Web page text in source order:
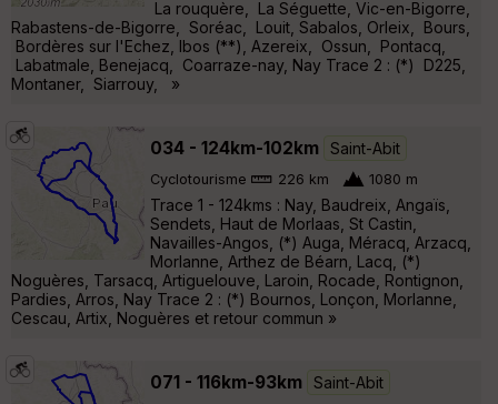
La rouquère, La Séguette, Vic-en-Bigorre,
Rabastens-de-Bigorre, Soréac, Louit, Sabalos, Orleix, Bours,
Bordères sur l'Echez, Ibos (**), Azereix, Ossun, Pontacq,
Labatmale, Benejacq, Coarraze-nay, Nay Trace 2 : (*) D225,
Montaner, Siarrouy, »
034 - 124km-102km Saint-Abit
Cyclotourisme 226 km 1080 m
Trace 1 - 124kms : Nay, Baudreix, Angaïs,
Sendets, Haut de Morlaas, St Castin,
Navailles-Angos, (*) Auga, Méracq, Arzacq,
Morlanne, Arthez de Béarn, Lacq, (*)
Noguères, Tarsacq, Artiguelouve, Laroin, Rocade, Rontignon,
Pardies, Arros, Nay Trace 2 : (*) Bournos, Lonçon, Morlanne,
Cescau, Artix, Noguères et retour commun »
071 - 116km-93km Saint-Abit